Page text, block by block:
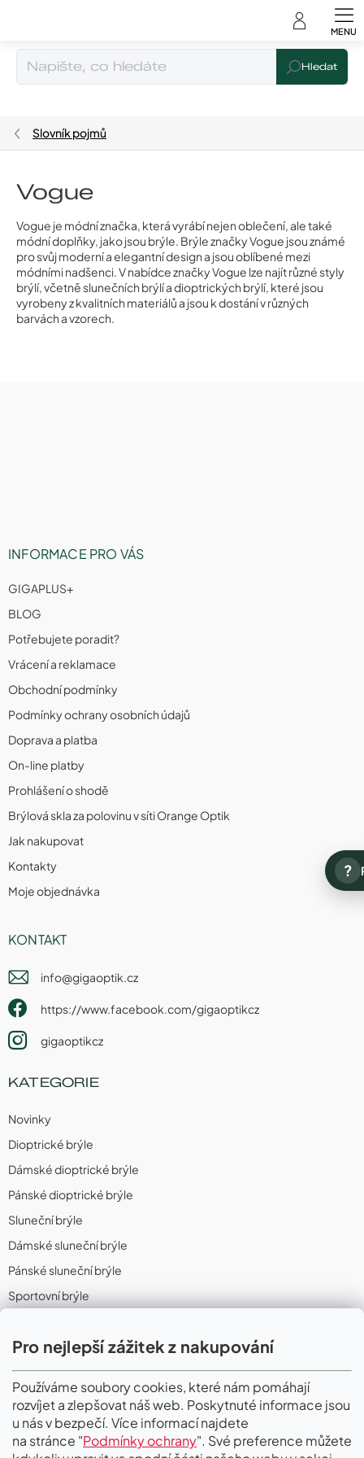
Pro nejlepší zážitek z nakupování
Používáme soubory cookies, které nám pomáhají
rozvíjet a zlepšovat náš web. Poskytnuté informace jsou
u nás v bezpečí. Více informací najdete
na stránce "Podmínky ochrany". Své preference můžete
obsah
Hledat
Slovník pojmů
Vogue
Vogue je módní značka, která vyrábí nejen oblečení, ale také
módní doplňky, jako jsou brýle. Brýle značky Vogue jsou známé
pro svůj moderní a elegantní design a jsou oblíbené mezi
módními nadšenci. V nabídce značky Vogue lze najít různé styly
brýlí, včetně slunečních brýlí a dioptrických brýlí, které jsou
vyrobeny z kvalitních materiálů a jsou k dostání v různých
barvách a vzorech.
INFORMACE PRO VÁS
GIGAPLUS+
BLOG
Potřebujete poradit?
Vrácení a reklamace
Obchodní podmínky
Podmínky ochrany osobních údajů
Doprava a platba
On-line platby
Prohlášení o shodě
Brýlová skla za polovinu v síti Orange Optik
Jak nakupovat
Kontakty
Moje objednávka
KONTAKT
info@gigaoptik.cz
https://www.facebook.com/gigaoptikcz
gigaoptikcz
KATEGORIE
Novinky
Dioptrické brýle
Dámské dioptrické brýle
Pánské dioptrické brýle
Sluneční brýle
Dámské sluneční brýle
Pánské sluneční brýle
Sportovní brýle
Sportovní dioptrické brýle
II. Jakost
PŘIJÍMÁME ONLINE PLATBY
?